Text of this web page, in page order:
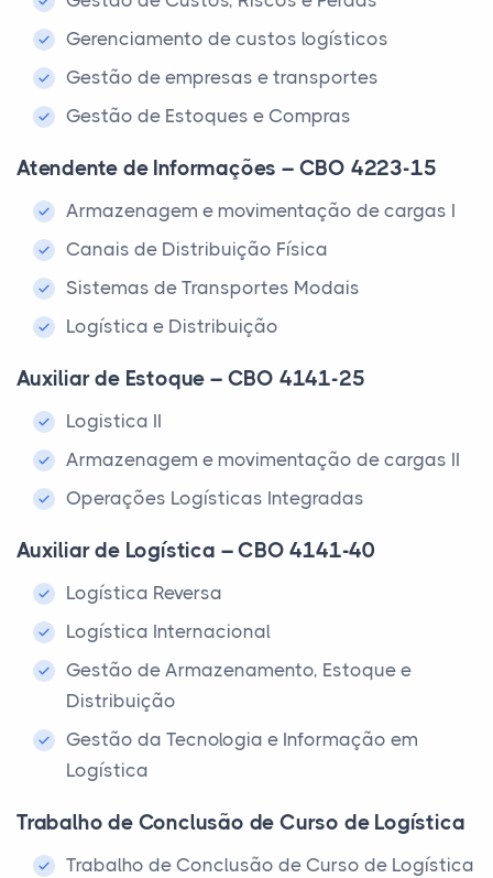
Gerenciamento de custos logísticos
Gestão de empresas e transportes
Gestão de Estoques e Compras
Atendente de Informações – CBO 4223-15
Armazenagem e movimentação de cargas I
Canais de Distribuição Física
Sistemas de Transportes Modais
Logística e Distribuição
Auxiliar de Estoque – CBO 4141-25
Logistica II
Armazenagem e movimentação de cargas II
Operações Logísticas Integradas
Auxiliar de Logística – CBO 4141-40
Logística Reversa
Logística Internacional
Gestão de Armazenamento, Estoque e
Distribuição
Gestão da Tecnologia e Informação em
Logística
Trabalho de Conclusão de Curso de Logística
Trabalho de Conclusão de Curso de Logística